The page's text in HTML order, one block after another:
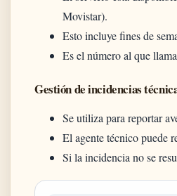
Movistar).
Esto incluye fines de
Es el número al que
Gestión de incidencias
Se utiliza para reportar
El agente técnico puede
Si la incidencia no se